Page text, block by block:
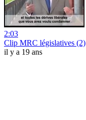
2:03
Clip MRC législatives (2)
il y a 19 ans